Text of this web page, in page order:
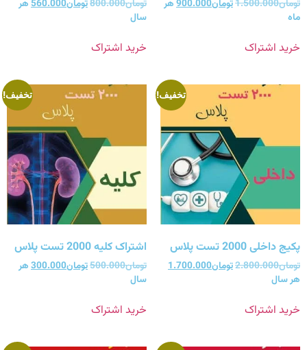
تومان1.500.000تومان900.000هر
ماه
خرید اشتراک
تومان800.000تومان560.000هر
سال
خرید اشتراک
تخفیف!
پکیج داخلی 2000 تست پلاس
تومان2.800.000تومان1.700.000
هر سال
خرید اشتراک
تخفیف!
اشتراک کلیه 2000 تست پلاس
تومان500.000تومان300.000هر
سال
خرید اشتراک